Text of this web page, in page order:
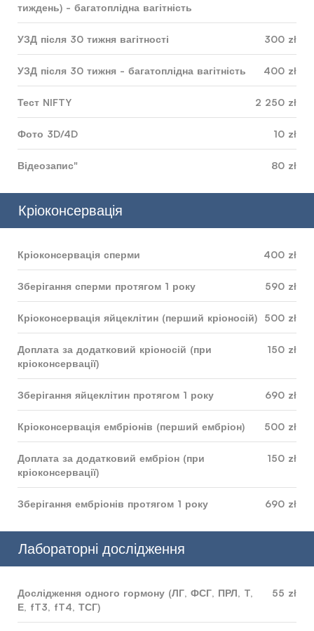
тиждень) - багатоплідна вагітність
УЗД після 30 тижня вагітності 300 zł
УЗД після 30 тижня - багатоплідна вагітність 400 zł
Тест NIFTY 2 250 zł
Фото 3D/4D 10 zł
Відеозапис" 80 zł
Кріоконсервація
Кріоконсервація сперми 400 zł
Зберігання сперми протягом 1 року 590 zł
Кріоконсервація яйцеклітин (перший кріоносій) 500 zł
Доплата за додатковий кріоносій (при
кріоконсервації)
150 zł
Зберігання яйцеклітин протягом 1 року 690 zł
Кріоконсервація ембріонів (перший ембріон) 500 zł
Доплата за додатковий ембріон (при
кріоконсервації)
150 zł
Зберігання ембріонів протягом 1 року 690 zł
Лабораторні дослідження
Дослідження одного гормону (ЛГ, ФСГ, ПРЛ, T,
Е, fT3, fT4, ТСГ)
55 zł